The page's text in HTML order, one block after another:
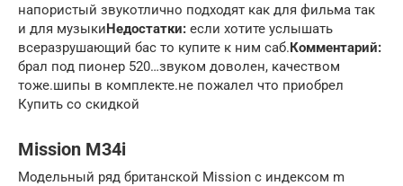
напористый звукотлично подходят как для фильма так
и для музыкиНедостатки: если хотите услышать
всеразрушающий бас то купите к ним саб.Комментарий:
брал под пионер 520…звуком доволен, качеством
тоже.шипы в комплекте.не пожалел что приобрел
Купить со скидкой
Mission M34i
Модельный ряд британской Mission с индексом m